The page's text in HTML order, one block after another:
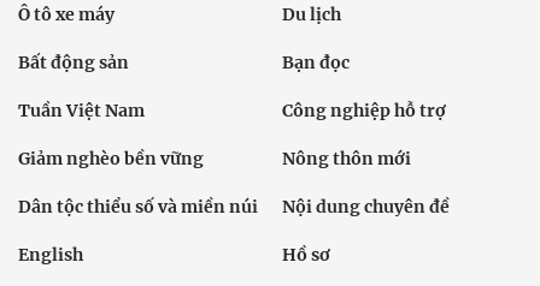
Ô tô xe máy Du lịch
Bất động sản Bạn đọc
Tuần Việt Nam Công nghiệp hỗ trợ
Giảm nghèo bền vững Nông thôn mới
Dân tộc thiểu số và miền núi Nội dung chuyên đề
English Hồ sơ